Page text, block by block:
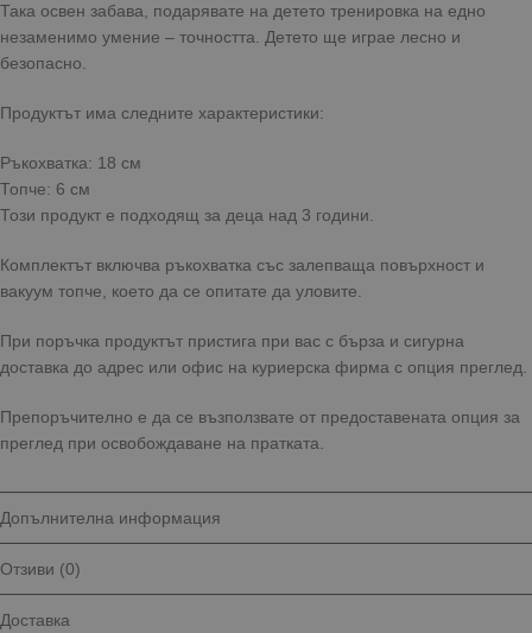
Така освен забава, подарявате на детето тренировка на едно
незаменимо умение – точността. Детето ще играе лесно и
безопасно.
Продуктът има следните характеристики:
Ръкохватка: 18 см
Топче: 6 см
Този продукт е подходящ за деца над 3 години.
Комплектът включва ръкохватка със залепваща повърхност и
вакуум топче, което да се опитате да уловите.
При поръчка продуктът пристига при вас с бърза и сигурна
доставка до адрес или офис на куриерска фирма с опция преглед.
Препоръчително е да се възползвате от предоставената опция за
преглед при освобождаване на пратката.
Допълнителна информация
Отзиви (0)
Доставка